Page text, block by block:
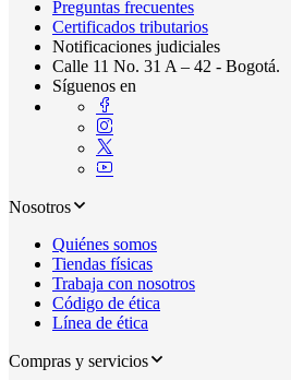
Preguntas frecuentes
Certificados tributarios
Notificaciones judiciales
Calle 11 No. 31 A – 42 - Bogotá.
Síguenos en
Nosotros
Quiénes somos
Tiendas físicas
Trabaja con nosotros
Código de ética
Línea de ética
Compras y servicios